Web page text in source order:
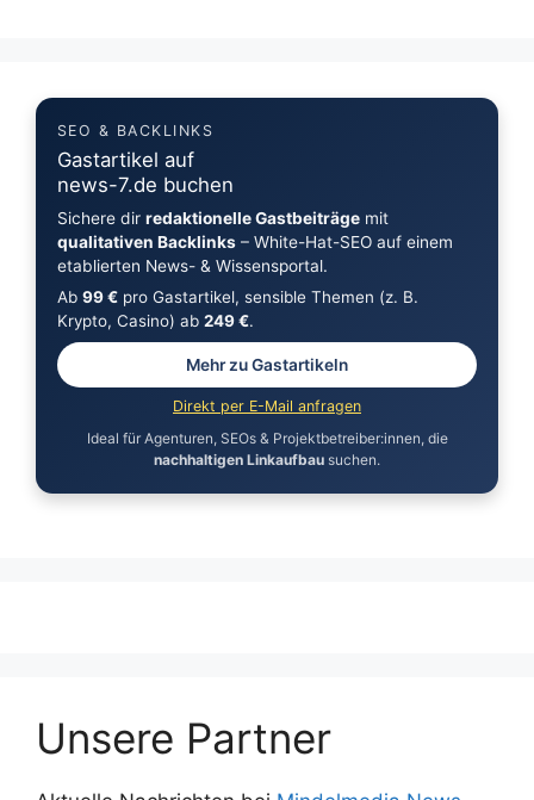
SEO & BACKLINKS
Gastartikel auf
news-7.de buchen
Sichere dir redaktionelle Gastbeiträgemit
qualitativen Backlinks– White-Hat-SEO auf einem
etablierten News- & Wissensportal.
Ab 99 €pro Gastartikel, sensible Themen (z. B.
Krypto, Casino) ab 249 €.
Mehr zu Gastartikeln
Direkt per E-Mail anfragen
Ideal für Agenturen, SEOs & Projektbetreiber:innen, die
nachhaltigen Linkaufbau suchen.
Unsere Partner